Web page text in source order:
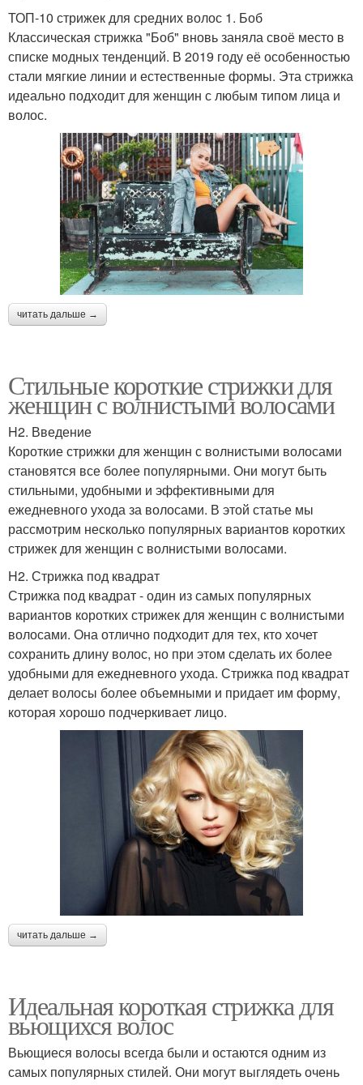
ТОП-10 стрижек для средних волос 1. Боб
Классическая стрижка "Боб" вновь заняла своё место в
списке модных тенденций. В 2019 году её особенностью
стали мягкие линии и естественные формы. Эта стрижка
идеально подходит для женщин с любым типом лица и
волос.
читать дальше →
Стильные короткие стрижки для
женщин с волнистыми волосами
H2. Введение
Короткие стрижки для женщин с волнистыми волосами
становятся все более популярными. Они могут быть
стильными, удобными и эффективными для
ежедневного ухода за волосами. В этой статье мы
рассмотрим несколько популярных вариантов коротких
стрижек для женщин с волнистыми волосами.
H2. Стрижка под квадрат
Стрижка под квадрат - один из самых популярных
вариантов коротких стрижек для женщин с волнистыми
волосами. Она отлично подходит для тех, кто хочет
сохранить длину волос, но при этом сделать их более
удобными для ежедневного ухода. Стрижка под квадрат
делает волосы более объемными и придает им форму,
которая хорошо подчеркивает лицо.
читать дальше →
Идеальная короткая стрижка для
вьющихся волос
Вьющиеся волосы всегда были и остаются одним из
самых популярных стилей. Они могут выглядеть очень